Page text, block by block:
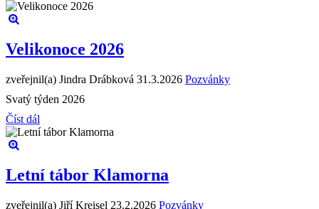
Velikonoce 2026
zveřejnil(a) Jindra Drábková 31.3.2026 Pozvánky
Svatý týden 2026
Číst dál
Letní tábor Klamorna
zveřejnil(a) Jiří Kreisel 23.2.2026 Pozvánky